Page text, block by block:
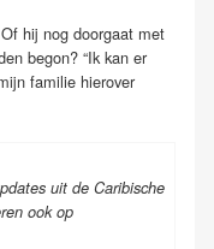
hij nog doorgaat met
begon? “Ik kan er
familie hierover
uit de Caribische
ook op